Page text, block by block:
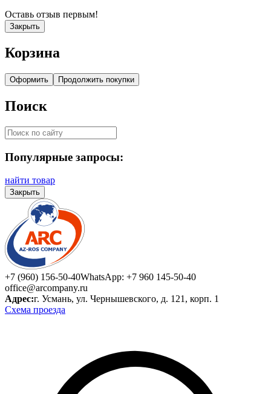
Оставь отзыв первым!
Закрыть
Корзина
Оформить Продолжить покупки
Поиск
Популярные запросы:
найти товар
Закрыть
+7 (960) 156-50-40WhatsApp: +7 960 145-50-40
office@arcompany.ru
Адрес:г. Усмань, ул. Чернышевского, д. 121, корп. 1
Схема проезда